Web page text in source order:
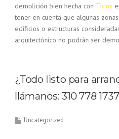
demolición bien hecha con Toros
tener en cuenta que algunas
edificios o estructuras
arquitectónico no podrán ser
¿Todo listo para
llámanos:310 778 1737
Uncategorized